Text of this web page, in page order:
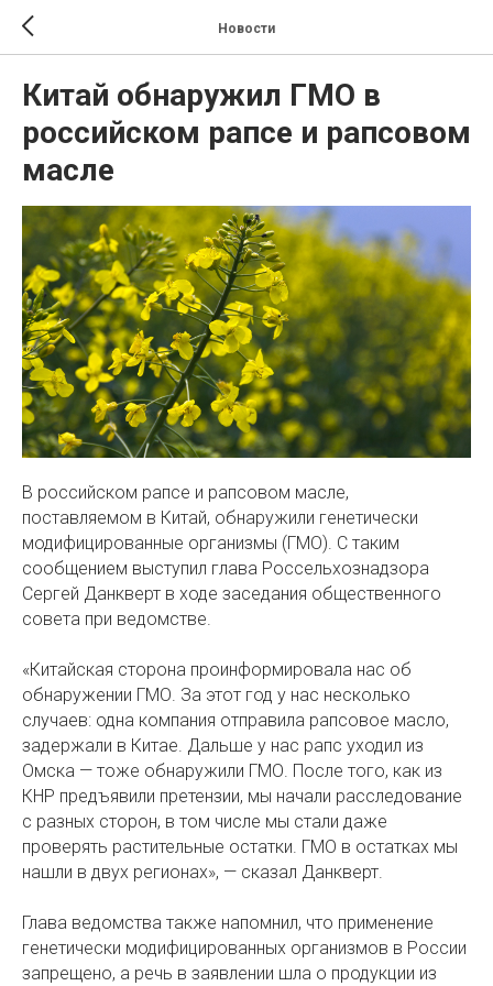
Новости
Китай обнаружил ГМО в
российском рапсе и рапсовом
масле
В российском рапсе и рапсовом масле,
поставляемом в Китай, обнаружили генетически
модифицированные организмы (ГМО). С таким
сообщением выступил глава Россельхознадзора
Сергей Данкверт в ходе заседания общественного
совета при ведомстве.
«Китайская сторона проинформировала нас об
обнаружении ГМО. За этот год у нас несколько
случаев: одна компания отправила рапсовое масло,
задержали в Китае. Дальше у нас рапс уходил из
Омска — тоже обнаружили ГМО. После того, как из
КНР предъявили претензии, мы начали расследование
с разных сторон, в том числе мы стали даже
проверять растительные остатки. ГМО в остатках мы
нашли в двух регионах», — сказал Данкверт.
Глава ведомства также напомнил, что применение
генетически модифицированных организмов в России
запрещено, а речь в заявлении шла о продукции из